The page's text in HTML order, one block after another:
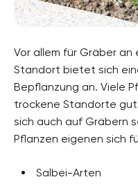
Vor allem für Gräber
Standort bietet sich
Bepflanzung an. Viele
trockene Standorte
sich auch auf Gräbern
Pflanzen eigenen sich
Salbei-Arten